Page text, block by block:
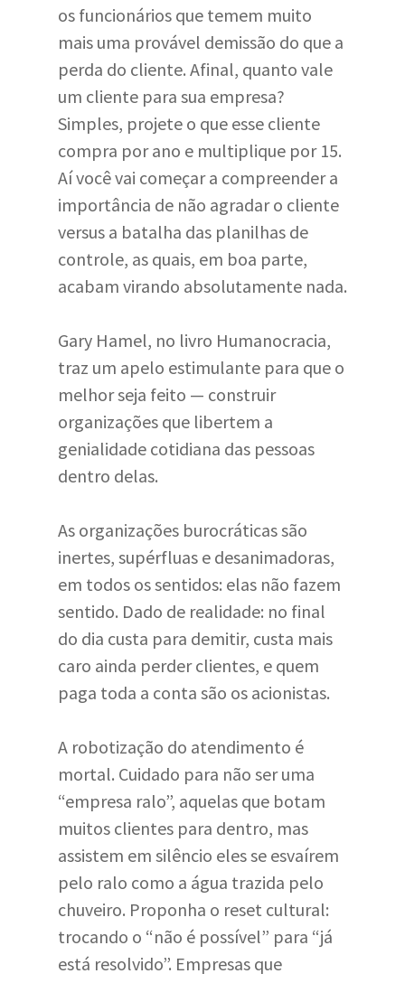
os funcionários que temem muito
mais uma provável demissão do que a
perda do cliente. Afinal, quanto vale
um cliente para sua empresa?
Simples, projete o que esse cliente
compra por ano e multiplique por 15.
Aí você vai começar a compreender a
importância de não agradar o cliente
versus a batalha das planilhas de
controle, as quais, em boa parte,
acabam virando absolutamente nada.
Gary Hamel, no livro Humanocracia,
traz um apelo estimulante para que o
melhor seja feito — construir
organizações que libertem a
genialidade cotidiana das pessoas
dentro delas.
As organizações burocráticas são
inertes, supérfluas e desanimadoras,
em todos os sentidos: elas não fazem
sentido. Dado de realidade: no final
do dia custa para demitir, custa mais
caro ainda perder clientes, e quem
paga toda a conta são os acionistas.
A robotização do atendimento é
mortal. Cuidado para não ser uma
“empresa ralo”, aquelas que botam
muitos clientes para dentro, mas
assistem em silêncio eles se esvaírem
pelo ralo como a água trazida pelo
chuveiro. Proponha o reset cultural:
trocando o “não é possível” para “já
está resolvido”. Empresas que